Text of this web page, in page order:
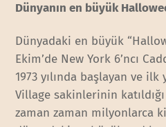
Dünyanın en büyük
Dünyadaki en büyük
Ekim’de New York 6’ncı
1973 yılında başlayan ve
Village sakinlerinin
zaman zaman milyonlarca